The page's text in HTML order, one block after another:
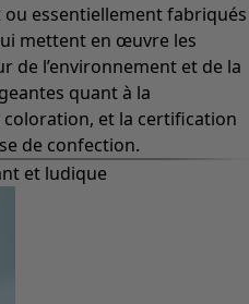
ou essentiellement fabriqués
mettent en œuvre les
de l’environnement et de la
quant à la
et la certification
de confection.
et ludique